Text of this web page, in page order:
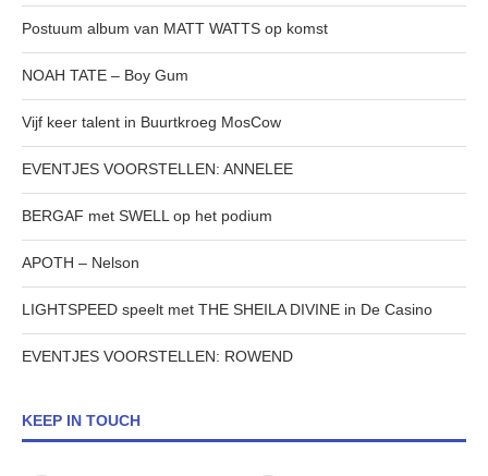
Postuum album van MATT WATTS op komst
NOAH TATE – Boy Gum
Vijf keer talent in Buurtkroeg MosCow
EVENTJES VOORSTELLEN: ANNELEE
BERGAF met SWELL op het podium
APOTH – Nelson
LIGHTSPEED speelt met THE SHEILA DIVINE in De Casino
EVENTJES VOORSTELLEN: ROWEND
KEEP IN TOUCH